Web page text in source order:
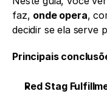
faz, onde opera,
decidir se ela serve
Principais
Red Stag